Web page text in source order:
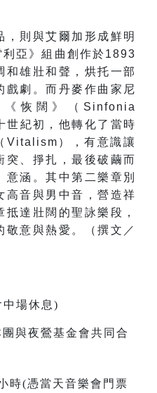
，則與艾爾加形成鮮明
亞》組曲創作於1893
和雄壯和聲，烘托一部
戲劇。而丹麥作曲家尼
恢闊》（Sinfonia
紀初，他轉化了當時
Vitalism），有意識讓
突、掙扎，最後破繭而
涵。其中第二樂章別
高音與男中音，營造祥
達壯闊的聖詠樂段，
敬意與熱愛。（撰文／
中場休息)
與夜鶯基金會共同合
時(憑當天音樂會門票